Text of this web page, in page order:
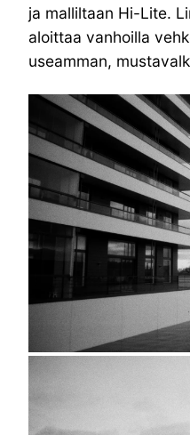
ja malliltaan Hi-Lite.
aloittaa vanhoilla
useamman,